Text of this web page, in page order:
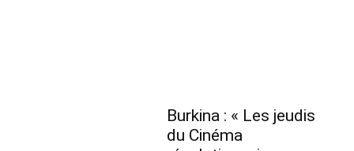
Burkina : « Les jeudis
du Cinéma